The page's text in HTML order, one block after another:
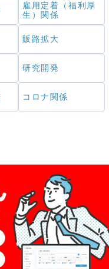
雇用定着（福利厚
生）関係
販路拡大
研究開発
コロナ関係